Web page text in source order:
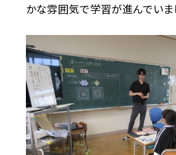
かな雰囲気で学習が進んでいま